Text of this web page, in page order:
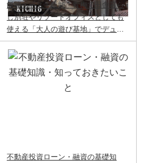
飯能ベース｜飯能・青梅で田舎暮ら
し別荘やリゾートオフィスとしても
使える「大人の遊び基地」でデュア
ルライフ
不動産投資ローン・融資の基礎知